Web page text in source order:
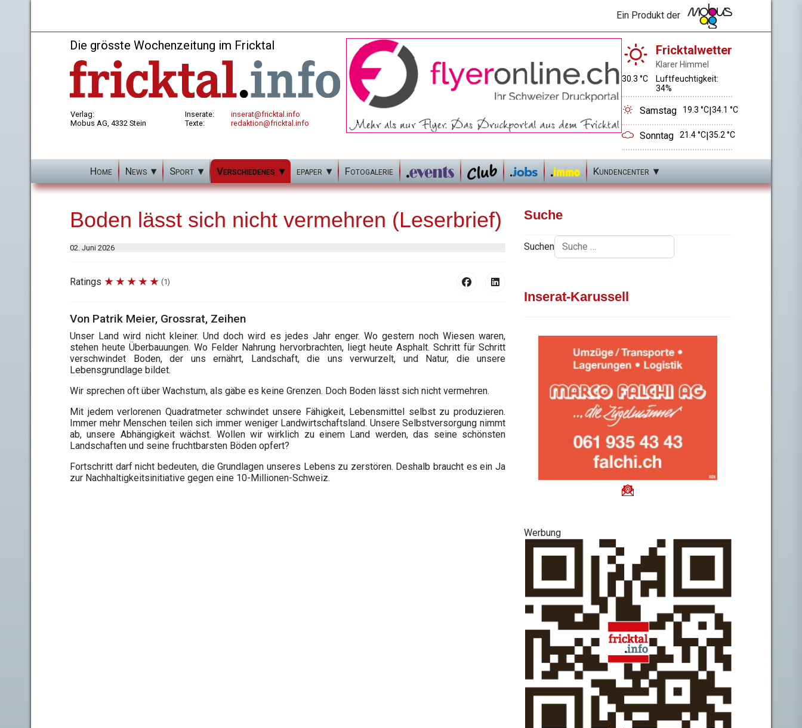
Ein Produkt der
Die grösste Wochenzeitung im Fricktal
Verlag:
Mobus AG, 4332 Stein
Inserate:
Texte:
inserat@fricktal.info
redaktion@fricktal.info
Fricktalwetter
Klarer Himmel
30.3 °C
Luftfeuchtigkeit:
34%
Samstag 19.3 °C|34.1 °C
Sonntag 21.4 °C|35.2 °C
Home News Sport Verschiedenes epaper Fotogalerie Kundencenter
Boden lässt sich nicht vermehren (Leserbrief)
02. Juni 2026
Ratings (1)
Von Patrik Meier, Grossrat, Zeihen
Unser Land wird nicht kleiner. Und doch wird es jedes Jahr enger. Wo gestern noch Wiesen waren,
stehen heute Überbauungen. Wo Felder Nahrung hervorbrachten, liegt heute Asphalt. Schritt für Schritt
verschwindet Boden, der uns ernährt, Landschaft, die uns verwurzelt, und Natur, die unsere
Lebensgrundlage bildet.
Wir sprechen oft über Wachstum, als gäbe es keine Grenzen. Doch Boden lässt sich nicht vermehren.
Mit jedem verlorenen Quadratmeter schwindet unsere Fähigkeit, Lebensmittel selbst zu produzieren.
Immer mehr Menschen teilen sich immer weniger Landwirtschaftsland. Unsere Selbstversorgung nimmt
ab, unsere Abhängigkeit wächst. Wollen wir wirklich zu einem Land werden, das seine schönsten
Landschaften und seine fruchtbarsten Böden opfert?
Fortschritt darf nicht bedeuten, die Grundlagen unseres Lebens zu zerstören. Deshalb braucht es ein Ja
zur Nachhaltigkeitsinitiative gegen eine 10-Millionen-Schweiz.
Suche
Suchen
Inserat-Karussell
Werbung